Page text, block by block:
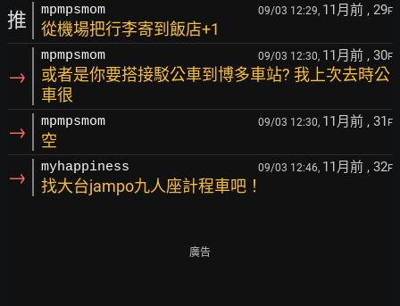
推 mpmpsmom 09/03 12:29, 11月前 , 29F
從機場把行李寄到飯店+1
→
mpmpsmom 09/03 12:30, 11月前 , 30F
或者是你要搭接駁公車到博多車站? 我上次去時公
車很
→ mpmpsmom 09/03 12:30, 11月前 , 31 F
空
→ myhappiness 09/03 12:46, 11月前 , 32F
找大台jampo九人座計程車吧！
廣告